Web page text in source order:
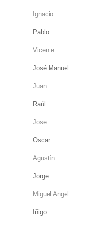
Ignacio
Pablo
Vicente
José Manuel
Juan
Raúl
Jose
Oscar
Agustín
Jorge
Miguel Angel
Iñigo